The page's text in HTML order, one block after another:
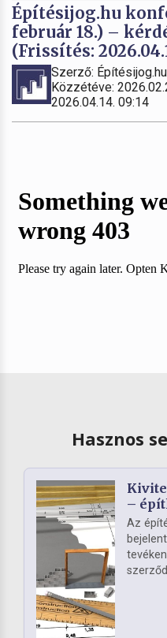
Építésijog.hu
február 18.) –
(Frissítés:
Szerző: Építésijog.hu
Közzétéve:
2026.04.14. 09:14
Hasznos
–
Az